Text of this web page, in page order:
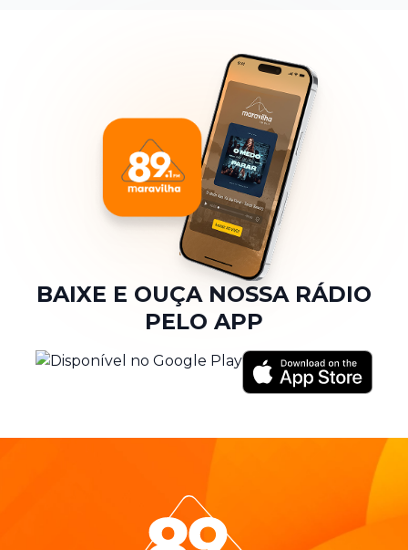
BAIXE E OUÇA NOSSA RÁDIO
PELO APP